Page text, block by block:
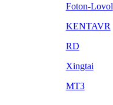
Foton-Lovol
KENTAVR
RD
Xingtai
МТЗ